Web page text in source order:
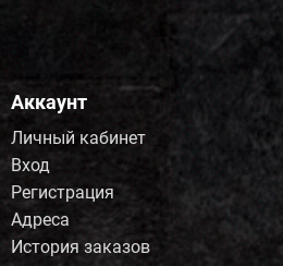
Аккаунт
Личный кабинет
Вход
Регистрация
Адреса
История заказов